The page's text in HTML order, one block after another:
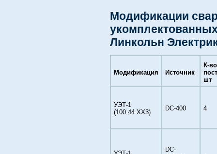
Модификации
Линкольн
Модификация Источник
К-во
шт
УЭТ-1
(100.44.ХХ3)
DC-400 4
DC-